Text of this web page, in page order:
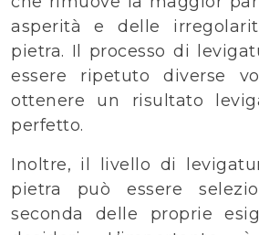
asperità e delle
pietra. Il processo di
essere ripetuto diverse
ottenere un risultato
perfetto.
Inoltre, il livello di
pietra può essere
seconda delle proprie